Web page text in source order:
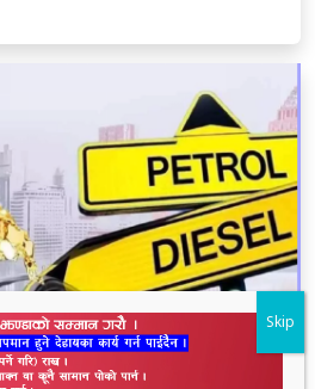
र डिजेलको मूल्य वृद्धि
Skip